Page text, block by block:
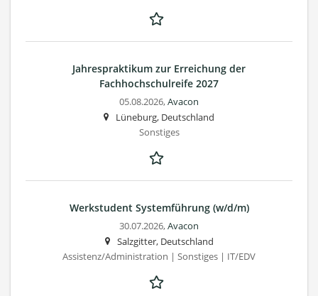
Jahrespraktikum zur Erreichung der
Fachhochschulreife 2027
05.08.2026,Avacon
Lüneburg, Deutschland
Sonstiges
Werkstudent Systemführung (w/d/m)
30.07.2026,Avacon
Salzgitter, Deutschland
Assistenz/Administration | Sonstiges | IT/EDV